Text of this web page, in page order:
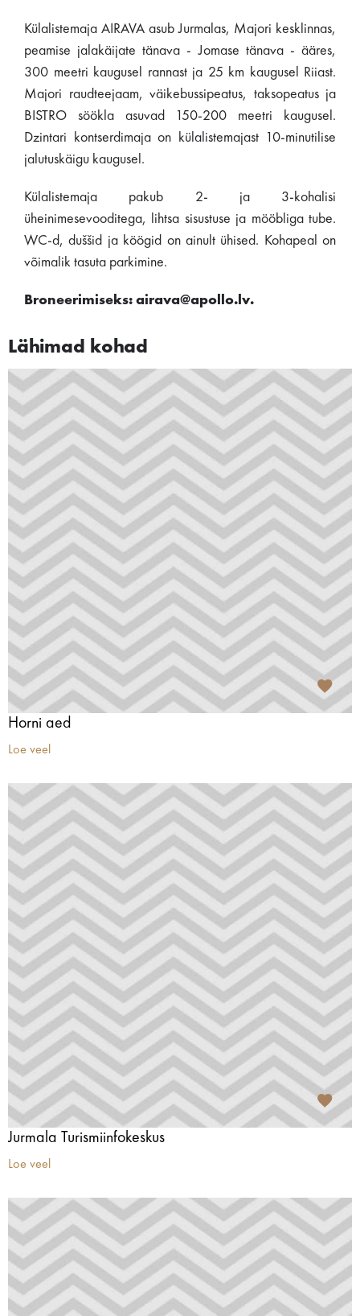
Külalistemaja AIRAVA asub Jurmalas, Majori kesklinnas,
peamise jalakäijate tänava - Jomase tänava - ääres,
300 meetri kaugusel rannast ja 25 km kaugusel Riiast.
Majori raudteejaam, väikebussipeatus, taksopeatus ja
BISTRO söökla asuvad 150-200 meetri kaugusel.
Dzintari kontserdimaja on külalistemajast 10-minutilise
jalutuskäigu kaugusel.
Külalistemaja pakub 2- ja 3-kohalisi
üheinimesevooditega, lihtsa sisustuse ja mööbliga tube.
WC-d, duššid ja köögid on ainult ühised. Kohapeal on
võimalik tasuta parkimine.
Broneerimiseks: airava@apollo.lv.
Lähimad kohad
Horni aed
Loe veel
Jurmala Turismiinfokeskus
Loe veel